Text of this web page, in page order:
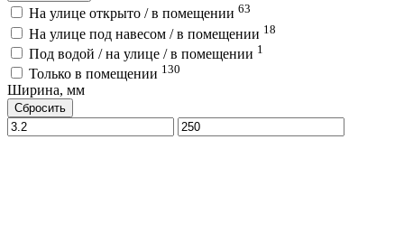
На улице открыто / в помещении 63
На улице под навесом / в помещении 18
Под водой / на улице / в помещении 1
Только в помещении 130
Ширина, мм
Сбросить